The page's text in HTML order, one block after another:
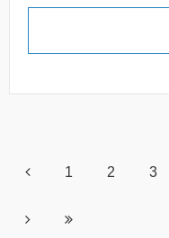
1 2 3